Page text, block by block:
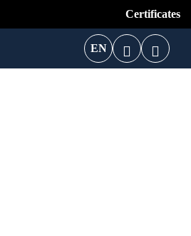
Certificates
EN